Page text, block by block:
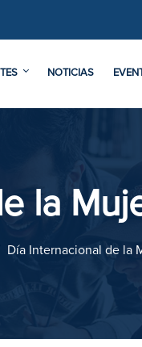
NOTICIAS
la
Día Internacional de la